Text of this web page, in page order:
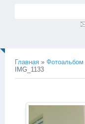
Главная » Фотоальбом
IMG_1133